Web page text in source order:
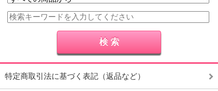
特定商取引法に基づく表記（返品など）